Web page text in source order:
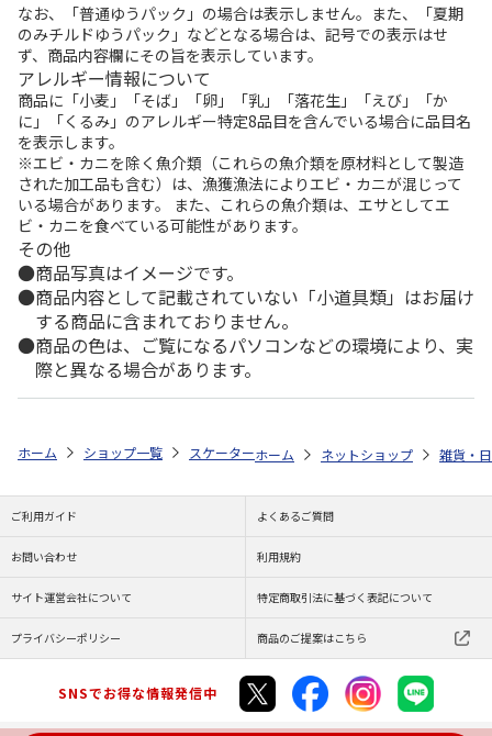
なお、「普通ゆうパック」の場合は表示しません。また、「夏期
のみチルドゆうパック」などとなる場合は、記号での表示はせ
ず、商品内容欄にその旨を表示しています。
アレルギー情報について
商品に「小麦」「そば」「卵」「乳」「落花生」「えび」「か
に」「くるみ」のアレルギー特定8品目を含んでいる場合に品目名
を表示します。
※エビ・カニを除く魚介類（これらの魚介類を原材料として製造
された加工品も含む）は、漁獲漁法によりエビ・カニが混じって
いる場合があります。 また、これらの魚介類は、エサとしてエ
ビ・カニを食べている可能性があります。
その他
商品写真はイメージです。
商品内容として記載されていない「小道具類」はお届け
する商品に含まれておりません。
商品の色は、ご覧になるパソコンなどの環境により、実
際と異なる場合があります。
ホーム ショップ一覧 スケーター メラミン製ボウル おさるのジョー
ホーム ネットショップ 雑貨・
ご利用ガイド よくあるご質問
お問い合わせ 利用規約
サイト運営会社について 特定商取引法に基づく表記について
プライバシーポリシー 商品のご提案はこちら
SNSでお得な情報発信中